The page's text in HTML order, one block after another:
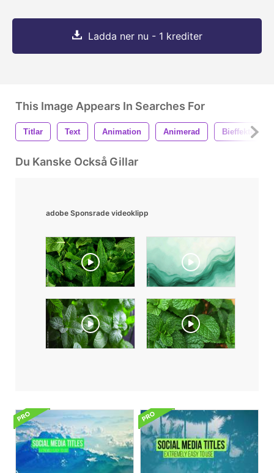
Ladda ner nu - 1 krediter
This Image Appears In Searches For
Titlar Text Animation Animerad Bieffekter
Du Kanske Också Gillar
adobe Sponsrade videoklipp